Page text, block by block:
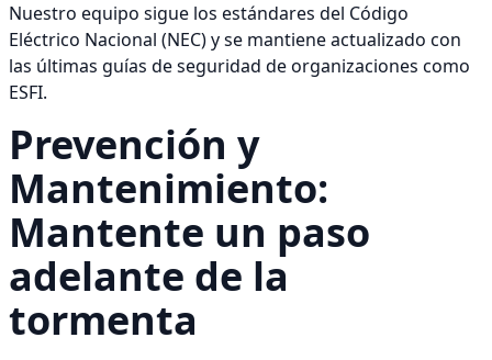
Nuestro equipo sigue los estándares del Código
Eléctrico Nacional (NEC) y se mantiene actualizado con
las últimas guías de seguridad de organizaciones como
ESFI.
Prevención y
Mantenimiento:
Mantente un paso
adelante de la
tormenta